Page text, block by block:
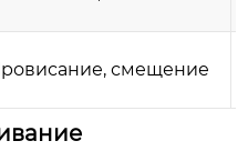
смещение